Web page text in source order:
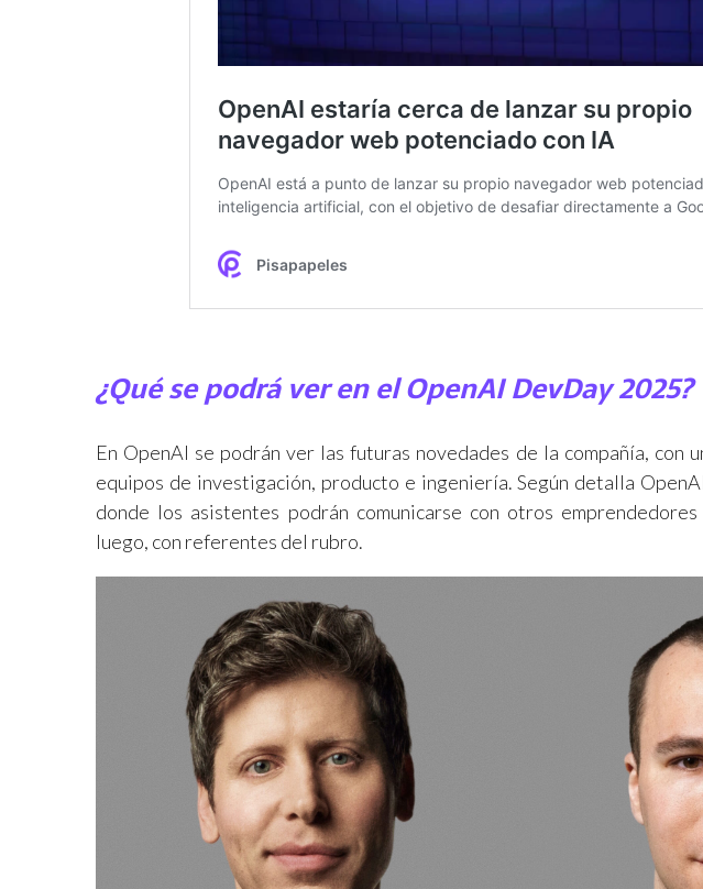
¿Qué se podrá ver en el OpenAI DevDay 2025?
En OpenAI se podrán ver las futuras novedades de la compañía, con
equipos de investigación, producto e ingeniería. Según detalla
donde los asistentes podrán comunicarse con otros
luego, con referentes del rubro.